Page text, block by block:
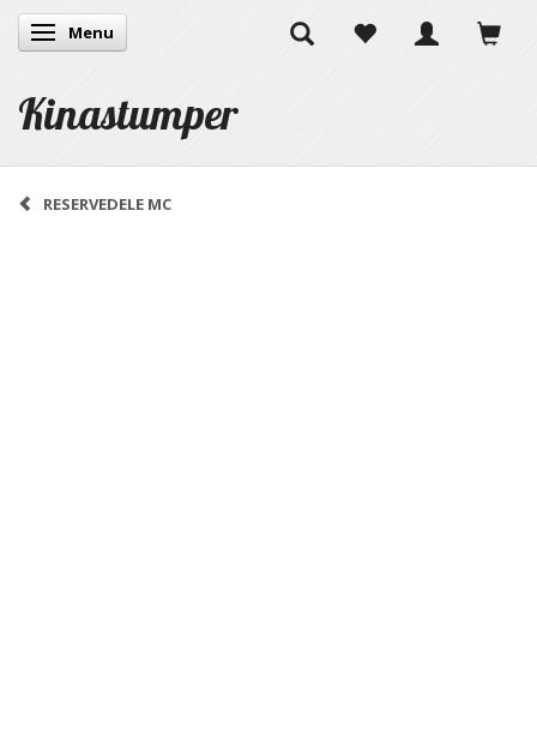
Skifte navigation
Menu
Kinastumper
RESERVEDELE MC